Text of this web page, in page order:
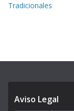
Tradicionales
Aviso Legal